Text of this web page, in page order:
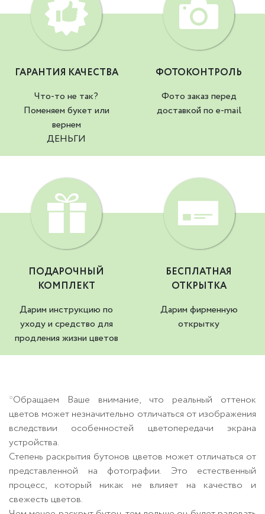
ГАРАНТИЯ КАЧЕСТВА
Что-то не так?
Поменяем букет или
вернем
ДЕНЬГИ
ФОТОКОНТРОЛЬ
Фото заказ перед
доставкой по e-mail
ПОДАРОЧНЫЙ
КОМПЛЕКТ
Дарим инструкцию по
уходу и средство для
продления жизни цветов
БЕСПЛАТНАЯ
ОТКРЫТКА
Дарим фирменную
открытку
*Обращаем Ваше внимание, что реальный оттенок
цветов может незначительно отличаться от изображения
вследствии особенностей цветопередачи экрана
устройства.
Степень раскрытия бутонов цветов может отличаться от
представленной на фотографии. Это естественный
процесс, который никак не влияет на качество и
свежесть цветов.